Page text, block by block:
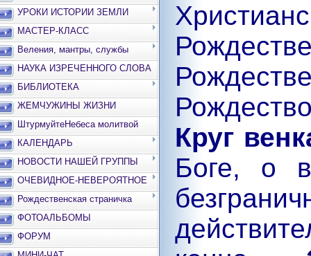
УРОКИ ИСТОРИИ ЗЕМЛИ
МАСТЕР-КЛАСС
Веления, мантры, службы
НАУКА ИЗРЕЧЕННОГО СЛОВА
БИБЛИОТЕКА
ЖЕМЧУЖИНЫ ЖИЗНИ
ШтурмуйтеНебеса молитвой
КАЛЕНДАРЬ
НОВОСТИ НАШЕЙ ГРУППЫ
ОЧЕВИДНОЕ-НЕВЕРОЯТНОЕ
Рождественская страничка
ФОТОАЛЬБОМЫ
ФОРУМ
Круг
Боге, о